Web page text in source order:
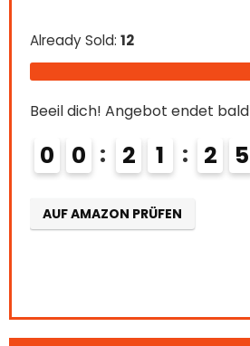
Already Sold: 12
Beeil dich! Angebot endet bald
0 0 2 1 2 5
AUF AMAZON PRÜFEN